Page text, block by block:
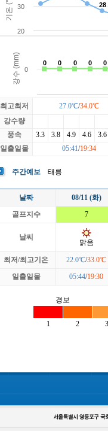
최고최저 27.0℃/34.0℃
강수량
풍속
3.3 3.8 4.9 4.6
3.6
일출일몰
05:41/19:34
주간예보 태릉
날짜
08/11 (화)
골프지수
7
날씨
맑음
최저/최고기온 22.0℃/33.0℃
일출일몰
05:44/19:30
경보
1 2 3